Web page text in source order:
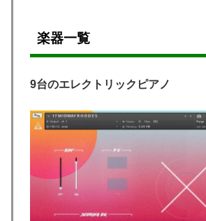
楽器一覧
9台のエレクトリックピアノ